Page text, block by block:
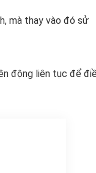
mà thay vào đó sử
động liên tục để